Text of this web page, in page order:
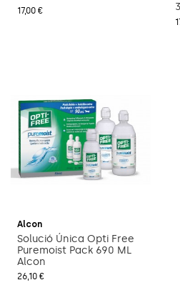
17,00 €
Alcon
Solució Única Opti Free
Puremoist Pack 690 ML
Alcon
26,10 €